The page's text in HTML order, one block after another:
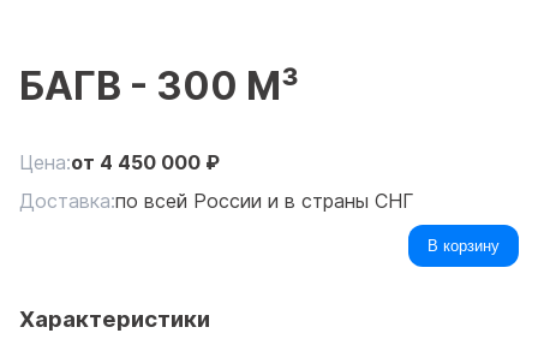
БАГВ - 300 М³
Цена:от 4 450 000 ₽
Доставка:по всей России и в страны СНГ
В корзину
Характеристики